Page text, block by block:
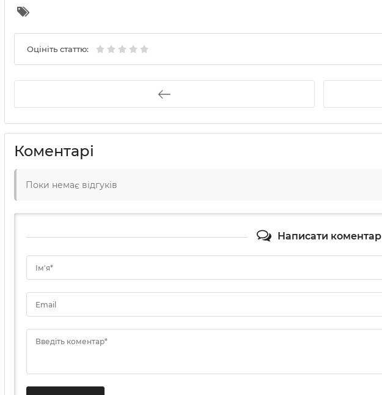
Оцініть статтю:
Коментарі
Поки немає відгуків
Написати коментар
Ім'я*
Email
Введіть коментар*